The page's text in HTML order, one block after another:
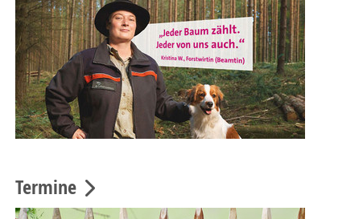
Termine